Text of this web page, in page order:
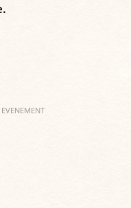
EVENEMENT